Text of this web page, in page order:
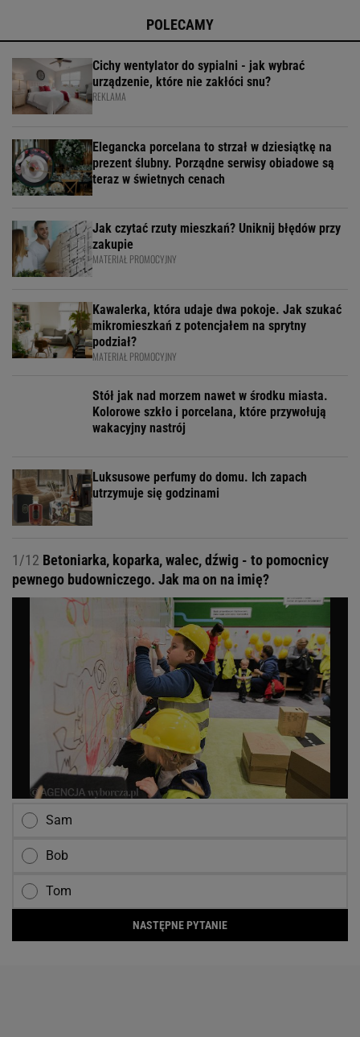
POLECAMY
Cichy wentylator do sypialni - jak wybrać
urządzenie, które nie zakłóci snu?
REKLAMA
Elegancka porcelana to strzał w dziesiątkę na
prezent ślubny. Porządne serwisy obiadowe są
teraz w świetnych cenach
Jak czytać rzuty mieszkań? Uniknij błędów przy
zakupie
MATERIAŁ PROMOCYJNY
Kawalerka, która udaje dwa pokoje. Jak szukać
mikromieszkań z potencjałem na sprytny
podział?
MATERIAŁ PROMOCYJNY
Stół jak nad morzem nawet w środku miasta.
Kolorowe szkło i porcelana, które przywołują
wakacyjny nastrój
Luksusowe perfumy do domu. Ich zapach
utrzymuje się godzinami
1/12 Betoniarka, koparka, walec, dźwig - to pomocnicy
pewnego budowniczego. Jak ma on na imię?
Sam
Bob
Tom
NASTĘPNE PYTANIE